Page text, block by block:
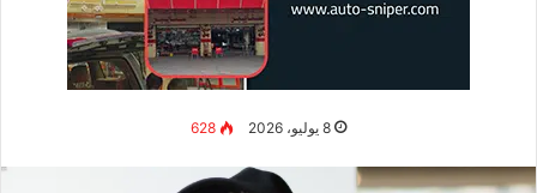
8 يوليو، 2026 628